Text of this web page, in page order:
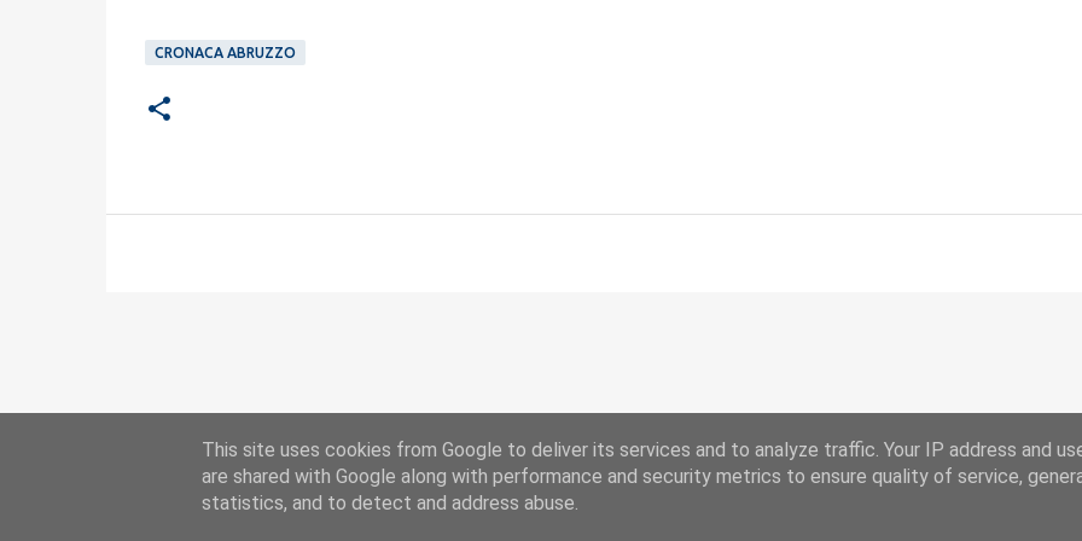
CRONACA ABRUZZO
Chi Siamo Ricorrenze
This site uses cookies from Google to deliver its services and to analyze traffic. Your IP address and
are shared with Google along with performance and security metrics to ensure quality of service,
statistics, and to detect and address abuse.